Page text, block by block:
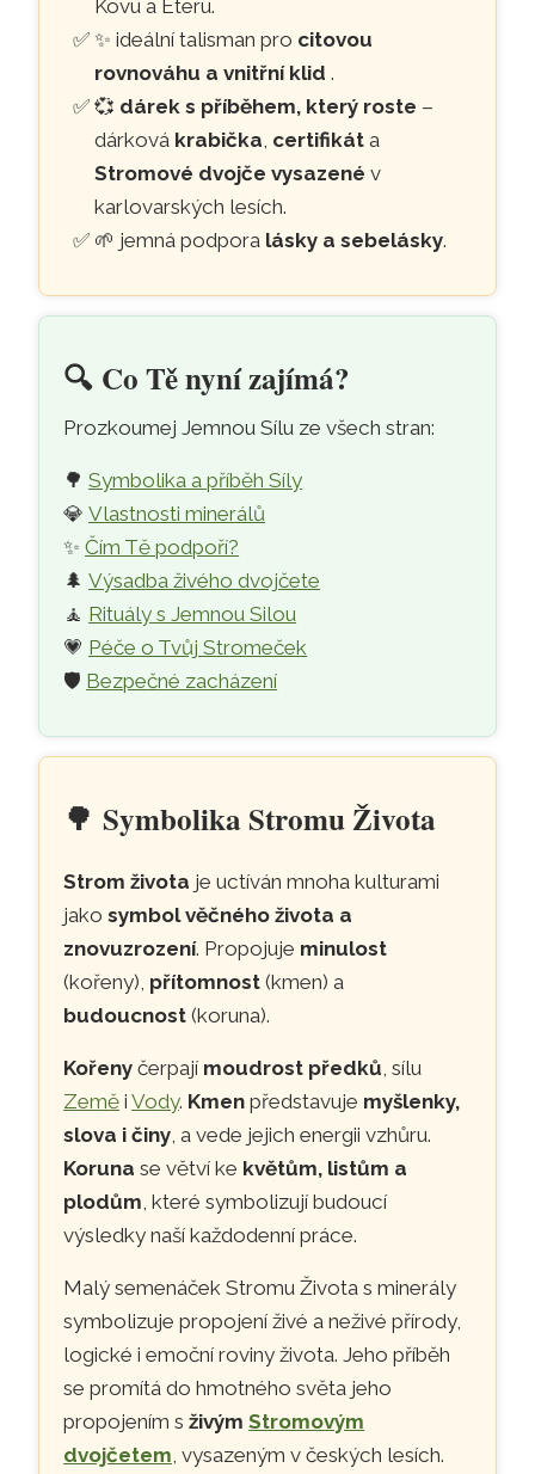
Kovu a Éteru.
✨ ideální talisman pro citovou
rovnováhu a vnitřní klid .
💞 dárek s příběhem, který roste –
dárková krabička certifikáta
Stromové dvojče vysazené v
karlovarských lesích.
🌱 jemná podpora lásky a sebelásky.
🔍️ Co Tě nyní zajímá?
Prozkoumej Jemnou Sílu ze všech stran:
🌳Symbolika a příběh Síly
💎Vlastnosti minerálů
✨Čím Tě podpoří?
🌲Výsadba živého dvojčete
🧘 Rituály s Jemnou Silou
💗 Péče o Tvůj Stromeček
🛡️ Bezpečné zacházení
🌳Symbolika Stromu Života
Strom života je uctíván mnoha kulturami
jakosymbol věčného života a
znovuzrození. Propojuje minulost
(kořeny), přítomnost (kmen) a
budoucnost (koruna).
Kořeny čerpají moudrost předků, sílu
Země iVody. Kmen představuje myšlenky,
slova i činy, a vede jejich energii vzhůru.
Koruna se větví ke květům, listům a
plodům, které symbolizují budoucí
výsledky naší každodenní práce.
Malý semenáček Stromu Života s minerály
symbolizuje propojení živé a neživé přírody,
logické i emoční roviny života. Jeho příběh
se promítá do hmotného světa jeho
propojením sživýmStromovým
dvojčetem, vysazeným v českých lesích.